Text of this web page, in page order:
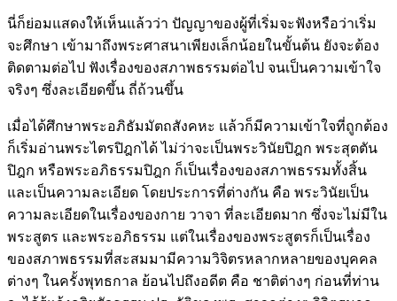
นี่ก็ย่อมแสดงให้เห็นแล้วว่า ปัญญาของผู้ที่เริ่มจะฟังหรือว่าเริ่ม
จะศึกษา เข้ามาถึงพระศาสนาเพียงเล็กน้อยในขั้นต้น ยังจะต้อง
ติดตามต่อไป ฟังเรื่องของสภาพธรรมต่อไป จนเป็นความเข้าใจ
จริงๆ ซึ่งละเอียดขึ้น ถี่ถ้วนขึ้น
เมื่อได้ศึกษาพระอภิธัมมัตถสังคหะ แล้วก็มีความเข้าใจที่ถูกต้อง
ก็เริ่มอ่านพระไตรปิฎกได้ ไม่ว่าจะเป็นพระวินัยปิฎก พระสุตตัน
ปิฎก หรือพระอภิธรรมปิฎก ก็เป็นเรื่องของสภาพธรรมทั้งสิ้น
และเป็นความละเอียด โดยประการที่ต่างกัน คือ พระวินัยเป็น
ความละเอียดในเรื่องของกาย วาจา ที่ละเอียดมาก ซึ่งจะไม่มีใน
พระสูตร และพระอภิธรรม แต่ในเรื่องของพระสูตรก็เป็นเรื่อง
ของสภาพธรรมที่สะสมมามีความวิจิตรหลากหลายของบุคคล
ต่างๆ ในครั้งพุทธกาล ย้อนไปถึงอดีต คือ ชาติต่างๆ ก่อนที่ท่าน